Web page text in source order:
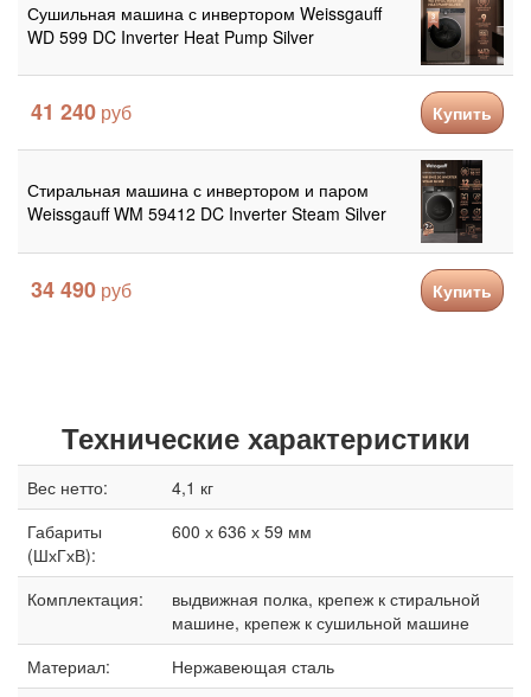
Сушильная машина с инвертором Weissgauff
WD 599 DC Inverter Heat Pump Silver
41 240 Купить
Стиральная машина с инвертором и паром
Weissgauff WM 59412 DC Inverter Steam Silver
34 490 Купить
Технические характеристики
Вес нетто:
4,1 кг
Габариты
(ШхГхВ):
600 х 636 х 59 мм
Комплектация:
выдвижная полка, крепеж к стиральной
машине, крепеж к сушильной машине
Материал:
Нержавеющая сталь